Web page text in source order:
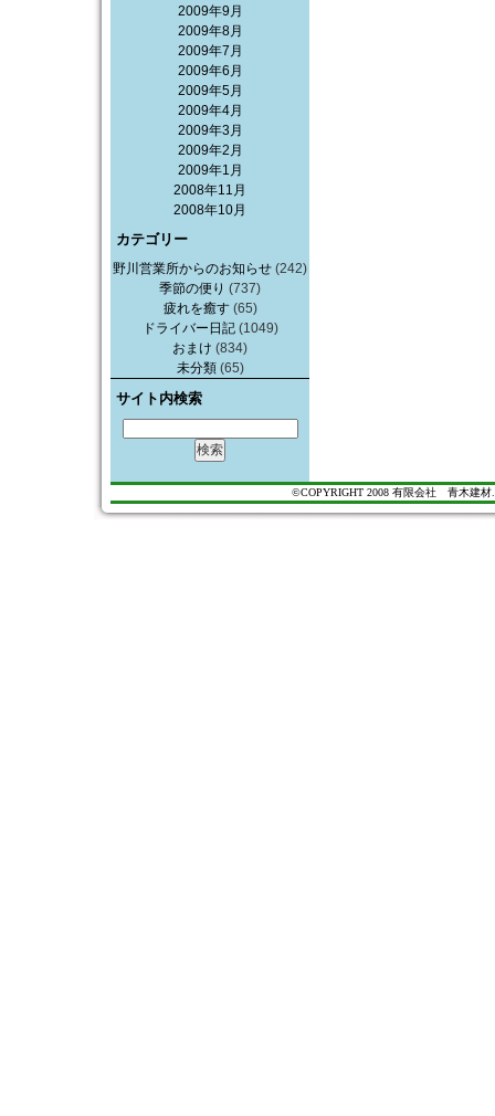
2009年9月
2009年8月
2009年7月
2009年6月
2009年5月
2009年4月
2009年3月
2009年2月
2009年1月
2008年11月
2008年10月
カテゴリー
野川営業所からのお知らせ (242)
季節の便り (737)
疲れを癒す(65)
ドライバー日記(1049)
おまけ (834)
未分類(65)
サイト内検索
©COPYRIGHT 2008 有限会社 青木建材.